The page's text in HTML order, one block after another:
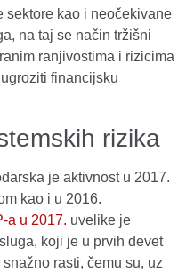
sektore kao i neočekivane
na taj se način tržišni
ranjivostima i rizicima
financijsku
rizika
je aktivnost u 2017.
kao i u 2016.
a u 2017. uvelike je
koji je u prvih devet
rasti, čemu su, uz